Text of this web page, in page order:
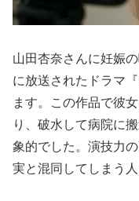
山田杏奈さんに妊娠
に放送されたドラマ
ます。この作品で彼
り、破水して病院に
象的でした。演技力
実と混同してしまう人